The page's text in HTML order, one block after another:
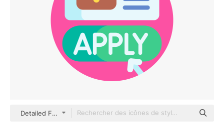
Detailed Flat Circular Flat